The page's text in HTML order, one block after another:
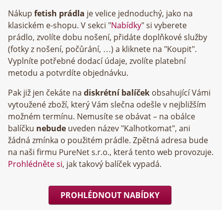
Nákup fetish prádla je velice jednoduchý, jako na
klasickém e-shopu. V sekci "Nabídky" si vyberete
prádlo, zvolíte dobu nošení, přidáte doplňkové služby
(fotky z nošení, počůrání, …) a kliknete na "Koupit".
Vyplníte potřebné dodací údaje, zvolíte platební
metodu a potvrdíte objednávku.
Pak již jen čekáte na diskrétní balíček obsahující Vámi
vytoužené zboží, který Vám slečna odešle v nejbližším
možném termínu. Nemusíte se obávat – na obálce
balíčku nebude uveden název "Kalhotkomat", ani
žádná zmínka o použitém prádle. Zpětná adresa bude
na naši firmu
, která tento web provozuje.
Prohlédněte si, jak takový balíček vypadá.
PROHLÉDNOUT NABÍDKY